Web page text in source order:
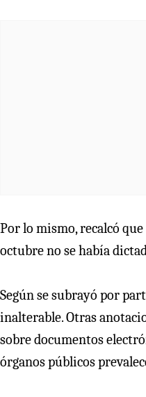
Por lo mismo, recalcó que
octubre no se había
Según se subrayó por
inalterable. Otras
sobre documentos
órganos públicos